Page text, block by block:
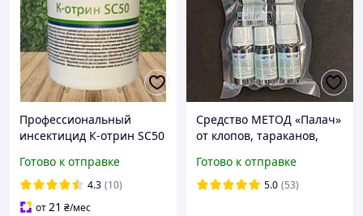
Профессиональный
инсектицид К-отрин SC50
тараканов, клопов, блох и
муравьев
Готово к отправке
4.3 (10)
от21 ₴/мес
Средство МЕТОД «Палач»
от клопов, тараканов,
5 флаконов × 6 мл
Готово к отправке
5.0 (53)